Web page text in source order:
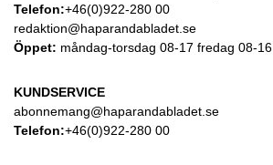
Telefon:+46(0)922-280 00
redaktion@haparandabladet.se
Öppet: måndag-torsdag 08-17 fredag 08-16
KUNDSERVICE
abonnemang@haparandabladet.se
Telefon:+46(0)922-280 00